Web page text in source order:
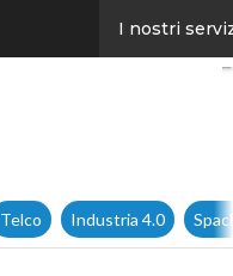
I nostri
Telco Industria 4.0